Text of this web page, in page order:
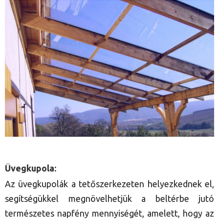
Üvegkupola:
Az üvegkupolák a tetőszerkezeten helyezkednek el,
segítségükkel megnövelhetjük a beltérbe jutó
természetes napfény mennyiségét, amelett, hogy az